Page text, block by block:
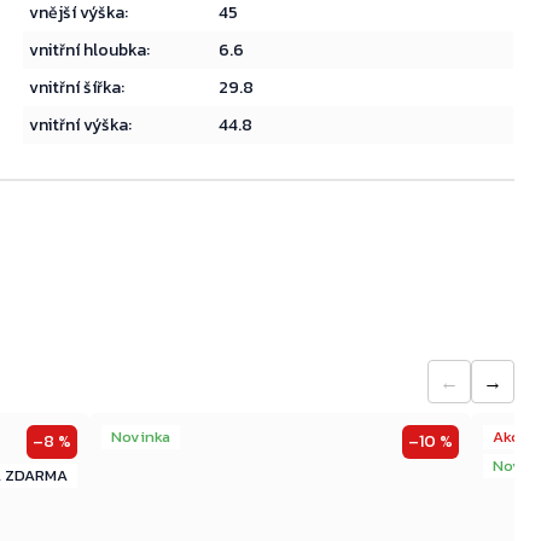
vnější výška:
45
vnitřní hloubka:
6.6
vnitřní šířka:
29.8
vnitřní výška: 44.8
← →
ZDARMA
–8 % Novinka –10 %
Akce
Přejít do košíku